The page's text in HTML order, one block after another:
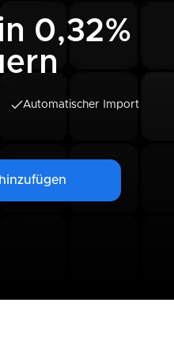
0,32%
Automatischer Import